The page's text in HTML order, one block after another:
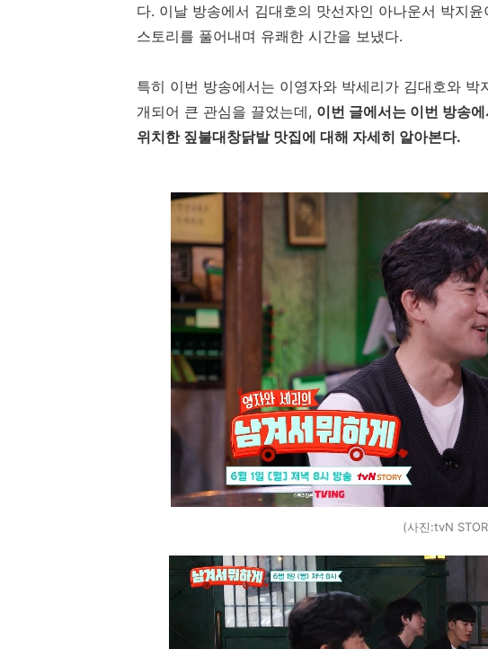
다. 이날 방송에서 김대호의 맛선자인 아나운서 박지
스토리를 풀어내며 유쾌한 시간을 보냈다.
특히 이번 방송에서는 이영자와 박세리가 김대호와
개되어 큰 관심을 끌었는데, 이번 글에서는 이번 방송
위치한 짚불대창닭발 맛집에 대해 자세히 알아본다.
(사진:tvN